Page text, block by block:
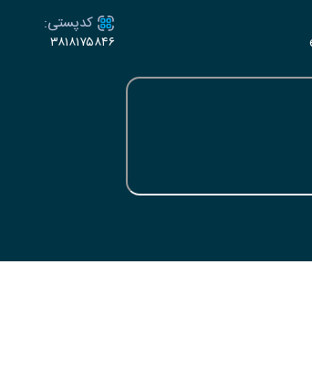
کدپستی:
۳۸۱۸۱۷۵۸۴۶